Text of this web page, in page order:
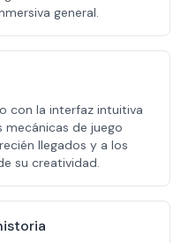
general.
con la interfaz intuitiva
mecánicas de juego
llegados y a los
su creatividad.